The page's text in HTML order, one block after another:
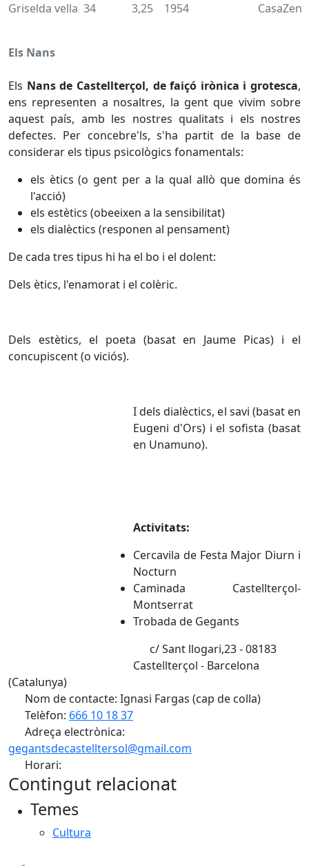
Griselda vella 34 3,25 1954 CasaZen
Els Nans
Els Nans de Castellterçol, de faiçó irònica i grotesca,
ens representen a nosaltres, la gent que vivim sobre
aquest país, amb les nostres qualitats i els nostres
defectes. Per concebre'ls, s'ha partit de la base de
considerar els tipus psicològics fonamentals:
els ètics (o gent per a la qual allò que domina és
l'acció)
els estètics (obeeixen a la sensibilitat)
els dialèctics (responen al pensament)
De cada tres tipus hi ha el bo i el dolent:
Dels ètics, l'enamorat i el colèric.
Dels estètics, el poeta (basat en Jaume Picas) i el
concupiscent (o viciós).
I dels dialèctics, el savi (basat en
Eugeni d'Ors) i el sofista (basat
en Unamuno).
Activitats:
Cercavila de Festa Major Diurn i
Nocturn
Caminada Castellterçol-
Montserrat
Trobada de Gegants
c/ Sant llogari,23 - 08183
Castellterçol - Barcelona
(Catalunya)
Nom de contacte: Ignasi Fargas (cap de colla)
Telèfon: 666 10 18 37
Adreça electrònica:
gegantsdecastelltersol@gmail.com
Horari:
Contingut relacionat
Temes
Cultura